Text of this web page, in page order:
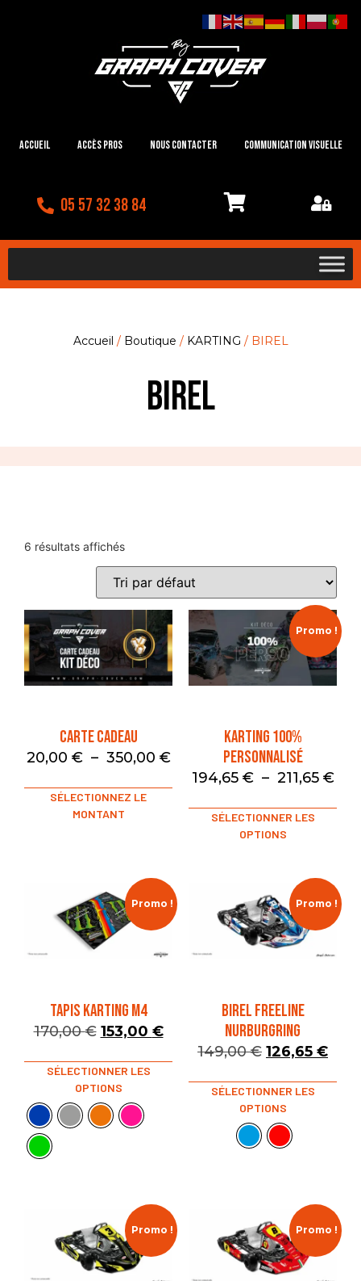
Accueil Accès Pros Nous contacter Communication visuelle
05 57 32 38 84
Accueil / Boutique / KARTING / BIREL
BIREL
6 résultats affichés
Carte Cadeau
20,00 € – 350,00 €
SÉLECTIONNEZ LE
MONTANT
Promo !
Karting 100%
Personnalisé
194,65 € – 211,65 €
SÉLECTIONNER LES
OPTIONS
Promo !
TAPIS KARTING M4
170,00€ 153,00 €
SÉLECTIONNER LES
OPTIONS
Promo !
BIREL FREELINE
NURBURGRING
149,00€ 126,65 €
SÉLECTIONNER LES
OPTIONS
Promo ! Promo !